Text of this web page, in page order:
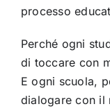
processo
Perché ogni
di toccare con
E ogni scuola,
dialogare con il